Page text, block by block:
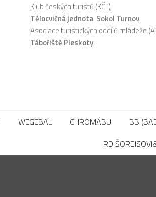
Klub českých turistů (KČT)
Tělocvičná jednota Sokol Turnov
Asociace turistických oddílů mládeže
Tábořiště Pleskoty
WEGEBAL CHROMÁBU BB
RD